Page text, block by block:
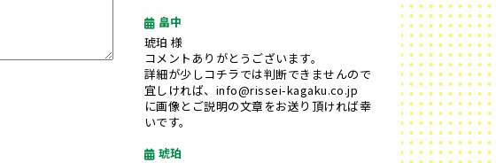
畠中
琥珀 様
コメントありがとうございます。
詳細が少しコチラでは判断できませんので
宜しければ、info@rissei-kagaku.co.jp
に画像とご説明の文章をお送り頂ければ幸
いです。
琥珀